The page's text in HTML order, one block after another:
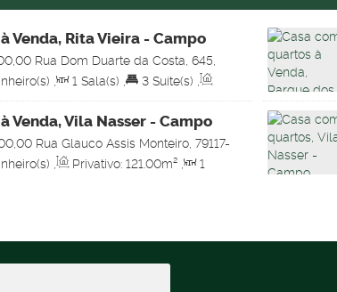
Venda, Rita Vieira - Campo
Rua Dom Duarte da Costa, 645,
Campo Grande, Mato Grosso do Sul,
1 Sala(s) 3 Suíte(s)
Venda, Vila Nasser - Campo
Rua Glauco Assis Monteiro, 79117-
Mato Grosso do Sul, Brasil
Privativo: 121 .00m²
1